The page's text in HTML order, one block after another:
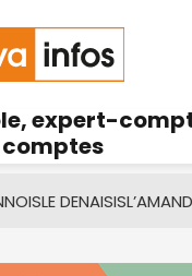
expert-
comptes
LE DENAISIS